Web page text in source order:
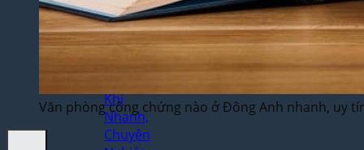
Dịch
Thuật
Chuyên
Ngành
Khí
Nhanh,
Chuyên
Văn phòng công chứng nào ở Đông Anh nhanh, uy